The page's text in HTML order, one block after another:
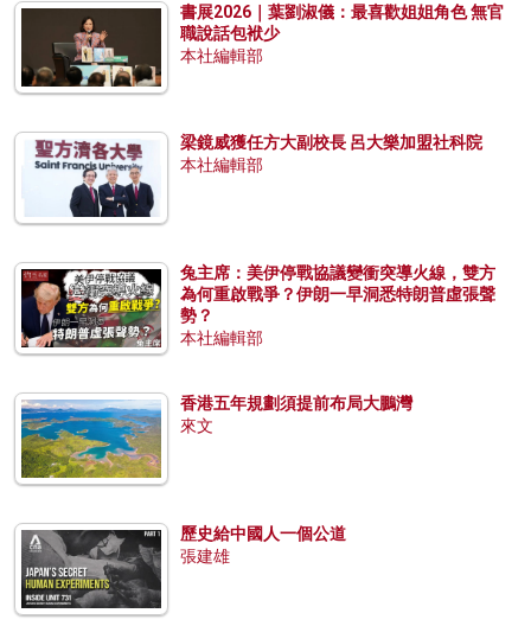
書展2026｜葉劉淑儀：最喜歡姐姐角色 無官
職說話包袱少
本社編輯部
梁鏡威獲任方大副校長 呂大樂加盟社科院
本社編輯部
兔主席：美伊停戰協議變衝突導火線，雙方
為何重啟戰爭？伊朗一早洞悉特朗普虛張聲
勢？
本社編輯部
香港五年規劃須提前布局大鵬灣
來文
歷史給中國人一個公道
張建雄